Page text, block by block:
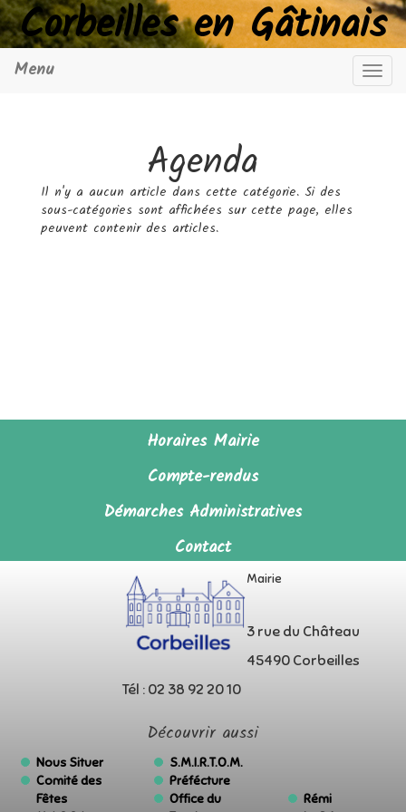
Corbeilles en Gâtinais
Menu
Agenda
Il n'y a aucun article dans cette catégorie. Si des
sous-catégories sont affichées sur cette page, elles
peuvent contenir des articles.
Horaires Mairie
Compte-rendus
Démarches Administratives
Contact
Mairie
3 rue du Château
45490 Corbeilles
Tél : 02 38 92 20 10
Découvrir aussi
Nous Situer
Comité des
Fêtes
S.M.I.R.T.O.M.
Préfécture
Office du
Rémi